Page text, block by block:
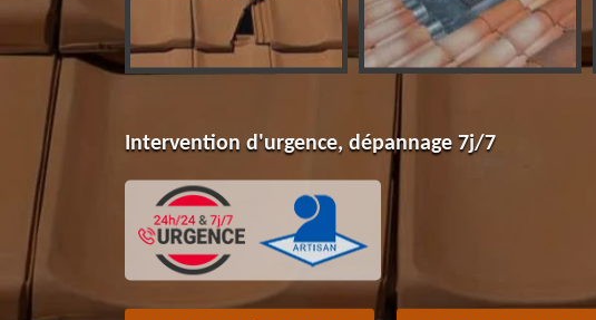
Intervention d'urgence, dépannage 7j/7